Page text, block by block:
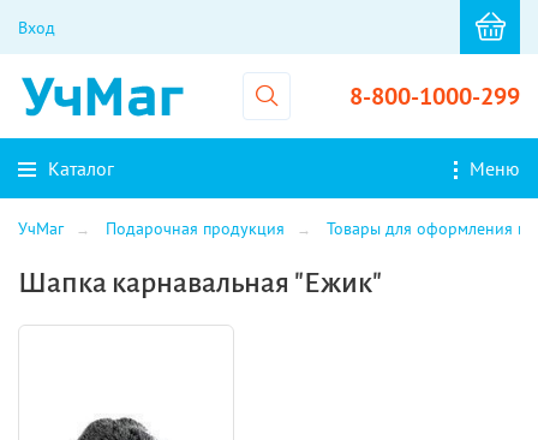
Вход
8-800-1000-299
Каталог Меню
УчМаг Подарочная продукция Товары для оформления и
Шапка карнавальная "Ежик"